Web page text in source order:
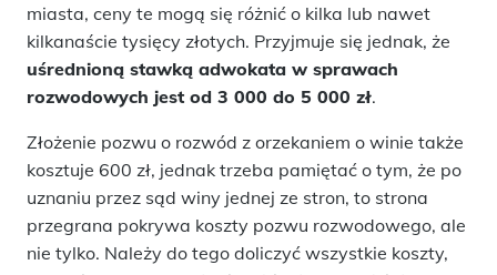
miasta, ceny te mogą się różnić o kilka lub nawet
kilkanaście tysięcy złotych. Przyjmuje się jednak, że
uśrednioną stawką adwokata w sprawach
rozwodowych jest od 3 000 do 5 000 zł.
Złożenie pozwu o rozwód z orzekaniem o winie także
kosztuje 600 zł, jednak trzeba pamiętać o tym, że po
uznaniu przez sąd winy jednej ze stron, to strona
przegrana pokrywa koszty pozwu rozwodowego, ale
nie tylko. Należy do tego doliczyć wszystkie koszty,